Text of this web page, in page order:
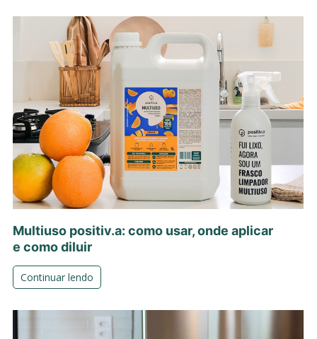
Multiuso positiv.a: como usar, onde aplicar
e como diluir
Continuar lendo